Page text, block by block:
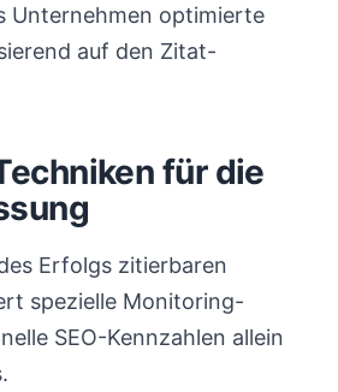
Unternehmen optimierte
auf den Zitat-
für die
Erfolgs zitierbaren
spezielle Monitoring-
SEO-Kennzahlen allein